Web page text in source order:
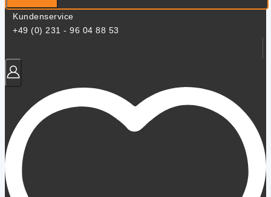
Kundenservice
+49 (0) 231 - 96 04 88 53